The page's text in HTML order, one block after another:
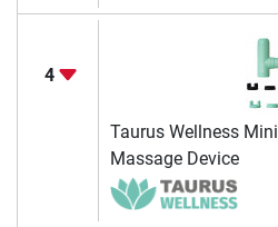
4
Taurus Wellness Mini
Massage Device